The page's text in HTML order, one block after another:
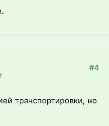
#4
транспортировки, но